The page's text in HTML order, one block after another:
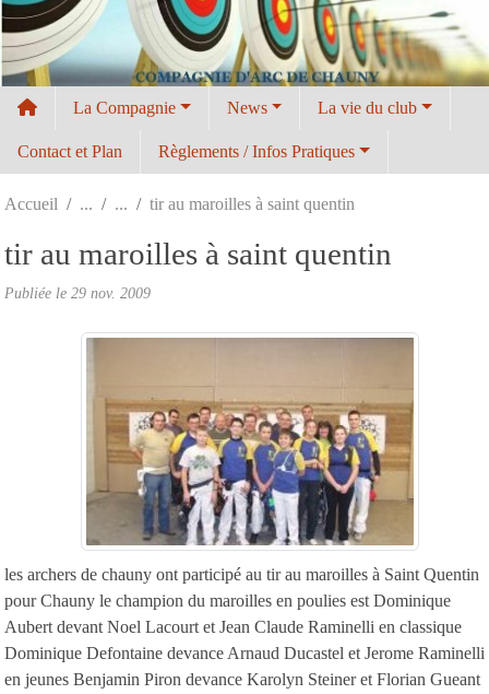
La Compagnie News La vie du club
Contact et Plan Règlements / Infos Pratiques
Accueil tir au maroilles à saint quentin
tir au maroilles à saint quentin
Publiée le 29 nov. 2009
les archers de chauny ont participé au tir au maroilles à Saint Quentin
pour Chauny le champion du maroilles en poulies est Dominique
Aubert devant Noel Lacourt et Jean Claude Raminelli en classique
Dominique Defontaine devance Arnaud Ducastel et Jerome Raminelli
en jeunes Benjamin Piron devance Karolyn Steiner et Florian Gueant
Panneau de gestion des cookies